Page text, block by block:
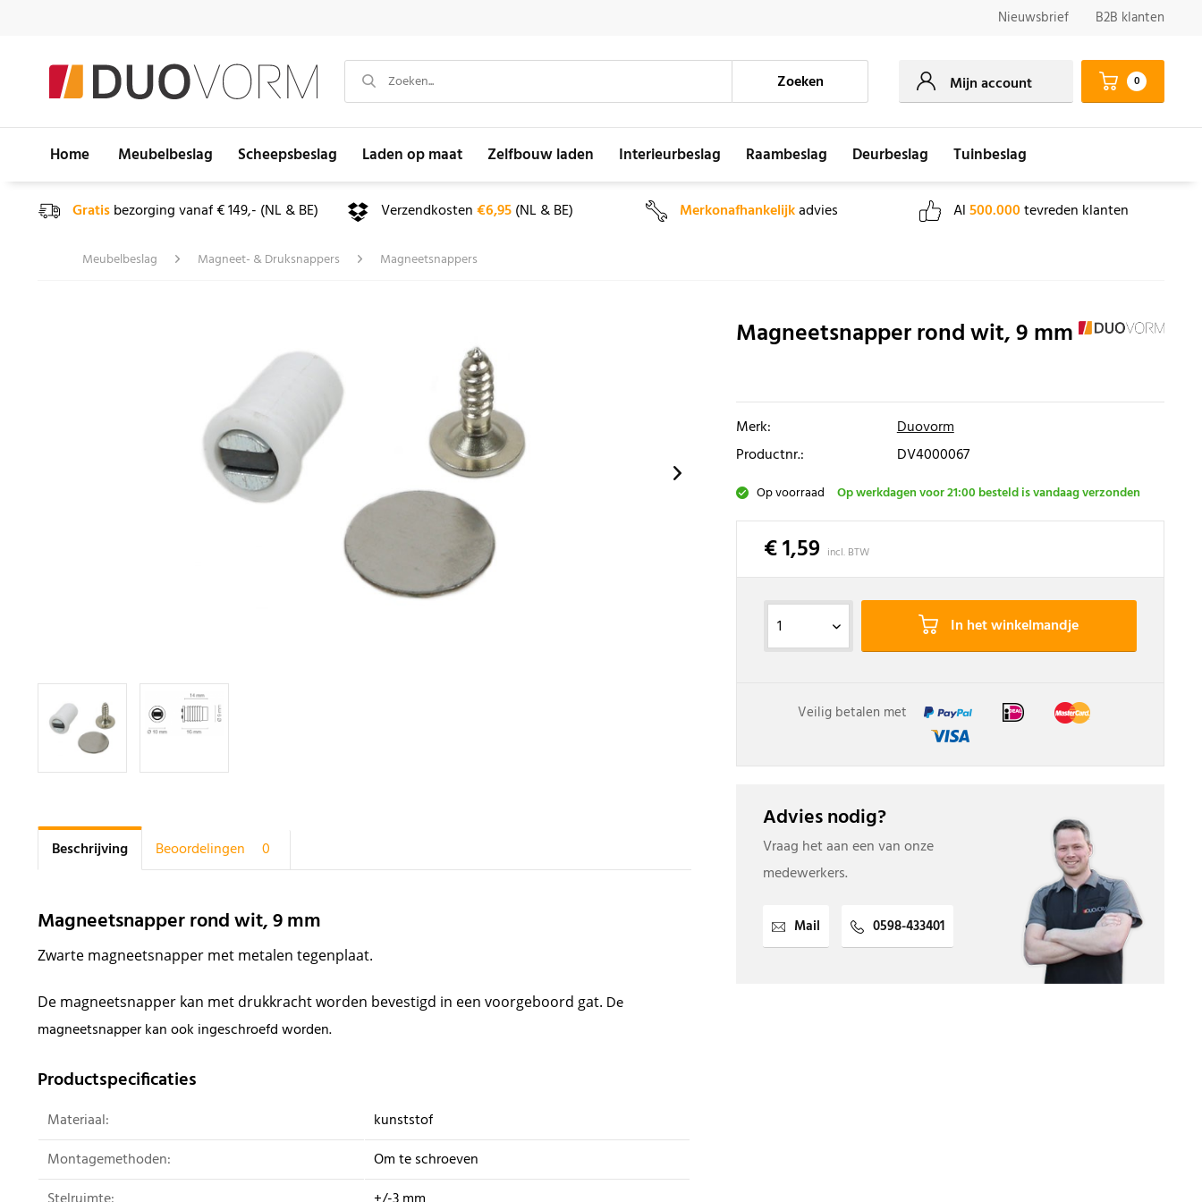
Nieuwsbrief B2B klanten
Zoeken Mijn account 0
Home Meubelbeslag Scheepsbeslag Laden op maat Zelfbouw laden Interieurbeslag Raambeslag Deurbeslag Tuinbeslag
Gratisbezorging vanaf € 149,- (NL & BE) Verzendkosten€6,95(NL & BE) Merkonafhankelijkadvies Al500.000tevreden klanten
Meubelbeslag Magneet- & Druksnappers Magneetsnappers
Magneetsnapper rond wit, 9 mm
Beschrijving Beoordelingen 0
Magneetsnapper rond wit, 9 mm
Zwarte magneetsnapper met metalen tegenplaat.
De magneetsnapper kan met drukkracht worden bevestigd in een voorgeboord gat. De
magneetsnapper kan ook ingeschroefd worden.
Productspecificaties
Materiaal:
kunststof
Montagemethoden:
Om te schroeven
Merk:
Duovorm
Productnr.:
DV4000067
Op voorraad Op werkdagen voor 21:00 besteld is vandaag verzonden
€ 1,59 incl. BTW
In het winkelmandje
Veilig betalen met
Advies nodig?
Vraag het aan een van onze
medewerkers.
Mail 0598-433401